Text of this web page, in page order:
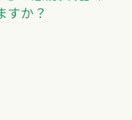
すか？